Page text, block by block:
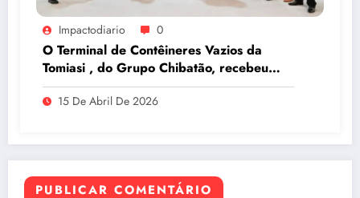
Impactodiario 0
O Terminal de Contêineres Vazios da
Tomiasi , do Grupo Chibatão, recebeu
prêmio da Log-In na Intermodal South
America 2026, em São Paulo
15 De Abril De 2026
PUBLICAR COMENTÁRIO